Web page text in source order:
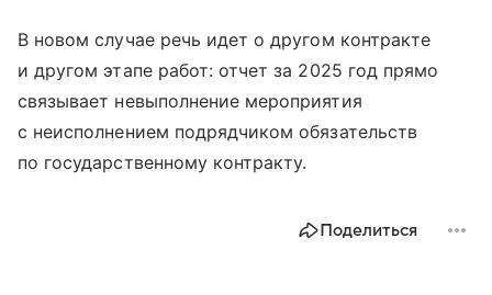
В новом случае речь идет о другом контракте
и другом этапе работ: отчет за 2025 год прямо
связывает невыполнение мероприятия
с неисполнением подрядчиком обязательств
по государственному контракту.
Поделиться